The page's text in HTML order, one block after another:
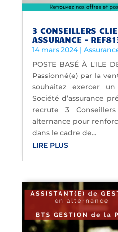
3 CONSEILLERS
ASSURANCE –
14 mars 2024|
POSTE BASÉ À L'ILE
Passionné(e) par la
souhaitez exercer
Société d’assurance
recrute 3
alternance pour
dans le cadre de...
LIRE PLUS